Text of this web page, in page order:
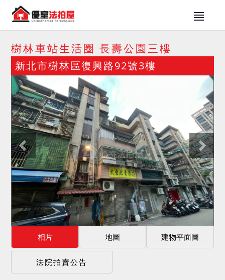
樹林車站生活圈 長壽公園三樓
新北市樹林區復興路92號3樓
相片 地圖 建物平面圖
法院拍賣公告